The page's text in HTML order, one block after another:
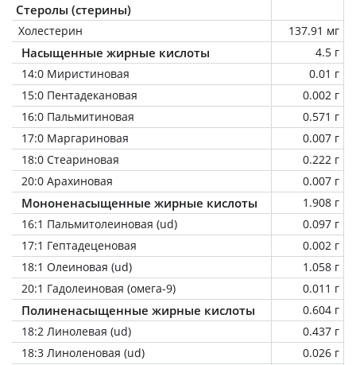
Стеролы (стерины)
Холестерин 137.91 мг
Насыщенные жирные кислоты
4.5 г
14:0 Миристиновая
0.01 г
15:0 Пентадекановая
0.002 г
16:0 Пальмитиновая
0.571 г
17:0 Маргариновая
0.007 г
18:0 Стеариновая
0.222 г
20:0 Арахиновая
0.007 г
Мононенасыщенные жирные кислоты
1.908 г
16:1 Пальмитолеиновая (ud)
0.097 г
17:1 Гептадеценовая
0.002 г
18:1 Олеиновая (ud)
1.058 г
20:1 Гадолеиновая (омега-9)
0.011 г
Полиненасыщенные жирные кислоты
0.604 г
18:2 Линолевая (ud)
0.437 г
18:3 Линоленовая (ud)
0.026 г